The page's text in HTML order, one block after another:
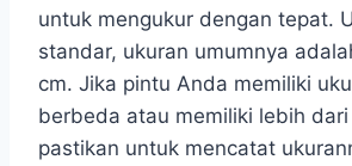
untuk mengukur dengan tepat.
standar, ukuran umumnya
cm. Jika pintu Anda memiliki
berbeda atau memiliki lebih
pastikan untuk mencatat